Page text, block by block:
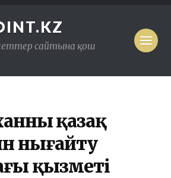
сайтына қош
қазақ
нығайту
қызметі